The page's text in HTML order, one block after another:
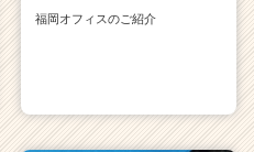
福岡オフィスのご紹介